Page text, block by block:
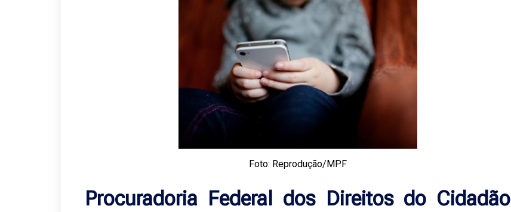
Foto: Reprodução/MPF
Procuradoria Federal dos Direitos do Cidadão